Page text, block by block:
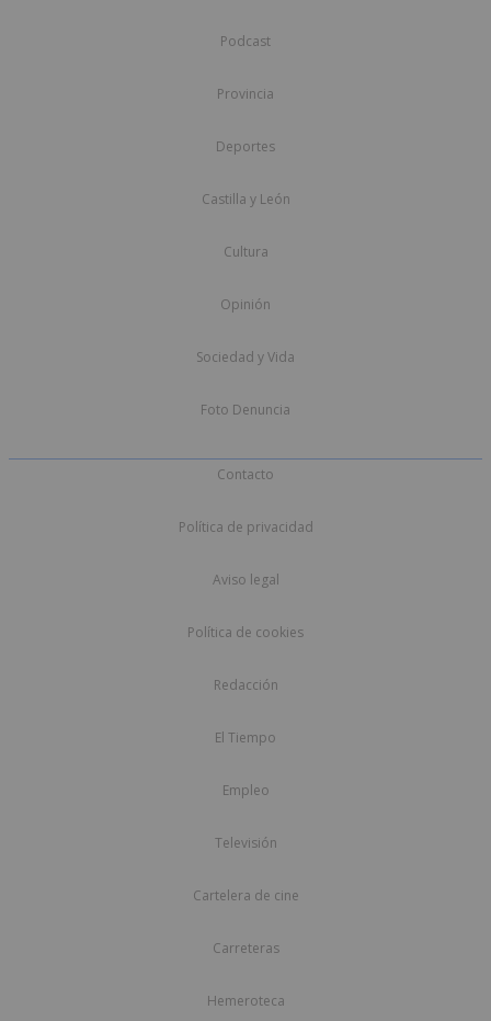
Podcast
Provincia
Deportes
Castilla y León
Cultura
Opinión
Sociedad y Vida
Foto Denuncia
Contacto
Política de privacidad
Aviso legal
Política de cookies
Redacción
El Tiempo
Empleo
Televisión
Cartelera de cine
Carreteras
Hemeroteca